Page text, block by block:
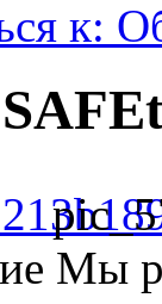
к:
Мы